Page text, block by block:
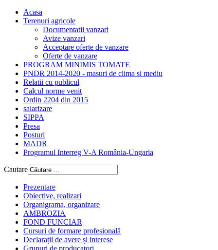
Acasa
Terenuri agricole
Documentatii vanzari
Avize vanzari
Acceptare oferte de vanzare
Oferte de vanzare
PROGRAM MINIMIS TOMATE
PNDR 2014-2020 - masuri de clima si mediu
Relatii cu publicul
Calcul norme venit
Ordin 2204 din 2015
salarizare
SIPPA
Presa
Posturi
MADR
Programul Interreg V-A România-Ungaria
Cautare
Prezentare
Obiective, realizari
Organigrama, organizare
AMBROZIA
FOND FUNCIAR
Cursuri de formare profesională
Declarații de avere și interese
Grupuri de producatori